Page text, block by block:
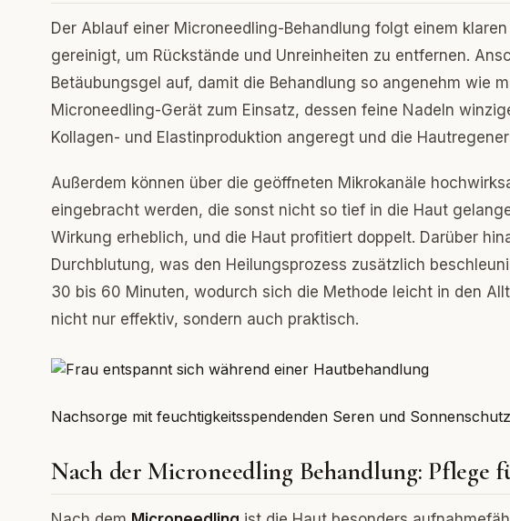
Der Ablauf einer Microneedling-Behandlung folgt einem
gereinigt, um Rückstände und Unreinheiten zu entfernen.
Betäubungsgel auf, damit die Behandlung so angenehm wie
Microneedling-Gerät zum Einsatz, dessen feine Nadeln
Kollagen- und Elastinproduktion angeregt und die
Außerdem können über die geöffneten Mikrokanäle
eingebracht werden, die sonst nicht so tief in die Haut
Wirkung erheblich, und die Haut profitiert doppelt. Darüber
Durchblutung, was den Heilungsprozess zusätzlich
30 bis 60 Minuten, wodurch sich die Methode leicht in den
nicht nur effektiv, sondern auch praktisch.
Nachsorge mit feuchtigkeitsspendenden Seren und
Nach der Microneedling Behandlung: Pflege